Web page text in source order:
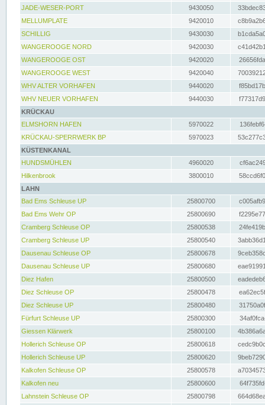
JADE-WESER-PORT
9430050
MELLUMPLATE
9420010
SCHILLIG
9430030
WANGEROOGE NORD
9420030
WANGEROOGE OST
9420020
WANGEROOGE WEST
9420040
WHV ALTER VORHAFEN
9440020
WHV NEUER VORHAFEN
9440030
KRÜCKAU
ELMSHORN HAFEN
5970022
KRÜCKAU-SPERRWERK BP
5970023
KÜSTENKANAL
HUNDSMÜHLEN
4960020
Hilkenbrook
3800010
LAHN
Bad Ems Schleuse UP
25800700
Bad Ems Wehr OP
25800690
Cramberg Schleuse OP
25800538
Cramberg Schleuse UP
25800540
Dausenau Schleuse OP
25800678
Dausenau Schleuse UP
25800680
Diez Hafen
25800500
Diez Schleuse OP
25800478
Diez Schleuse UP
25800480
Fürfurt Schleuse UP
25800300
Giessen Klärwerk
25800100
Hollerich Schleuse OP
25800618
Hollerich Schleuse UP
25800620
Kalkofen Schleuse OP
25800578
Kalkofen neu
25800600
Lahnstein Schleuse OP
25800798